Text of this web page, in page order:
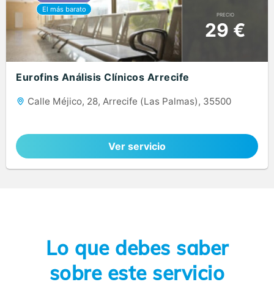
PRECIO
29 €
Eurofins Análisis Clínicos Arrecife
Calle Méjico, 28, Arrecife (Las Palmas), 35500
Ver servicio
Lo que debes saber
sobre este servicio